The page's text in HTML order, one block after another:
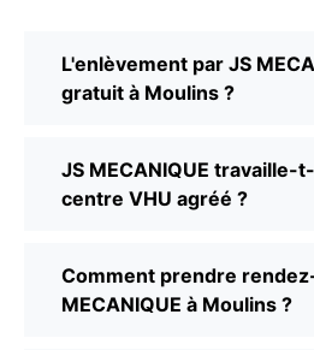
L'enlèvement par JS
gratuit à Moulins ?
JS MECANIQUE travaille-
centre VHU agréé ?
Comment prendre
MECANIQUE à Moulins ?